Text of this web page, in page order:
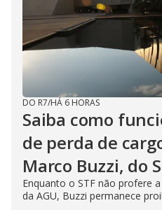
DO R7/HÁ 6 HORAS
Saiba como
de perda de
Marco Buzzi, do
Enquanto o STF não profere
da AGU, Buzzi permanece